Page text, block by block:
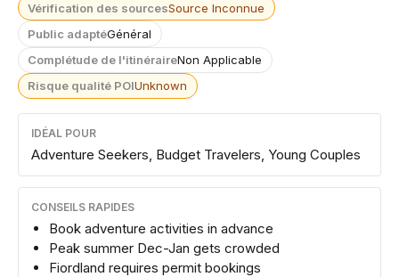
Vérification des sourcesSource Inconnue
Public adaptéGénéral
Complétude de l'itinéraireNon Applicable
Risque qualité POIUnknown
IDÉAL POUR
Adventure Seekers, Budget Travelers, Young Couples
CONSEILS RAPIDES
Book adventure activities in advance
Peak summer Dec-Jan gets crowded
Fiordland requires permit bookings